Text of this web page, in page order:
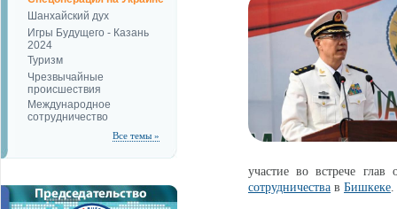
Шанхайский дух
Игры Будущего - Казань
2024
Туризм
Чрезвычайные
происшествия
Международное
сотрудничество
Все темы »
участие во встрече
сотрудничества в Бишкеке.